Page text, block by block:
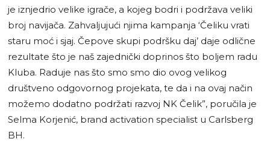
je iznjedrio velike igrače, a kojeg bodri i podržava veliki
broj navijača. Zahvaljujući njima kampanja ‘Čeliku vrati
staru moć i sjaj. Čepove skupi podršku daj’ daje odlične
rezultate što je naš zajednički doprinos što boljem radu
Kluba. Raduje nas što smo smo dio ovog velikog
društveno odgovornog projekata, te da i na ovaj način
možemo dodatno podržati razvoj NK Čelik”, poručila je
Selma Korjenić, brand activation specialist u Carlsberg
BH.